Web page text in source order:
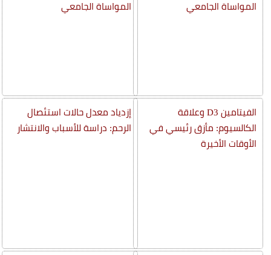
المواساة الجامعي
الفيتامين D3 وعلاقة
الكالسيوم: مأزق رئيسي في
الأوقات الأخيرة
المواساة الجامعي
إزدياد معدل حالات استئصال
الرحم: دراسة للأسباب والانتشار